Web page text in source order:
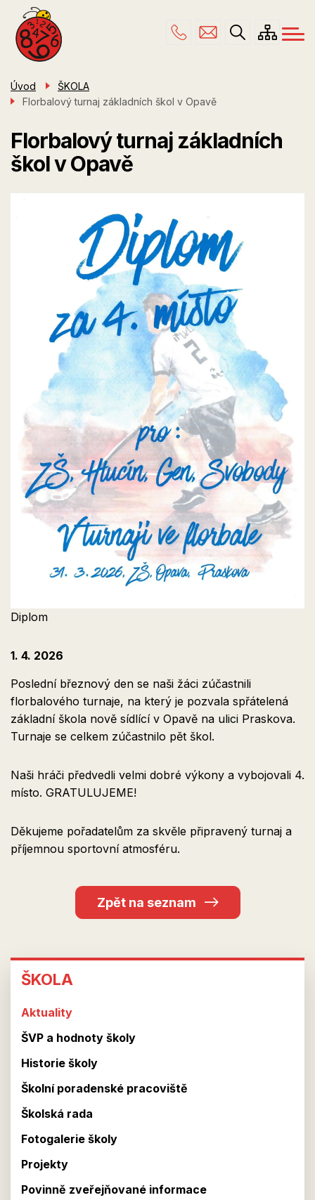
hlavnímu
obsahu
Menu
navigace
ŠKOLA
PRO RODIČE
ÚŘEDNÍ DESKA
KONTAKTY
ŠKOLA
ŠKOLA
Aktuality
ŠVP a hodnoty školy
Historie školy
Školní poradenské pracoviště
Školská rada
Fotogalerie školy
Projekty
Povinně zveřejňované informace
Úvod
ŠKOLA
Florbalový turnaj základních škol v Opavě
Florbalový turnaj základních
škol v Opavě
Diplom
1. 4. 2026
Poslední březnový den se naši žáci zúčastnili
florbalového turnaje, na který je pozvala spřátelená
základní škola nově sídlící v Opavě na ulici Praskova.
Turnaje se celkem zúčastnilo pět škol.
Naši hráči předvedli velmi dobré výkony a vybojovali 4.
místo. GRATULUJEME!
Děkujeme pořadatelům za skvěle připravený turnaj a
příjemnou sportovní atmosféru.
Zpět na seznam